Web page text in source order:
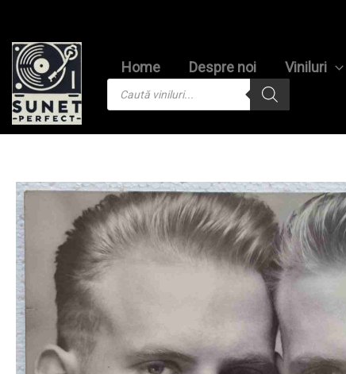
content
Home Despre noi Viniluri
search